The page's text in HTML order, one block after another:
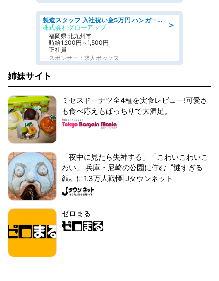
＞
製造スタッフ 入社祝い金5万円 ハンガー掛けスタッフ/身体を鍛える 力仕事
株式会社グローアップ
福岡県 北九州市
時給1,200円～1,500円
正社員
スポンサー：求人ボックス
姉妹サイト
ミセスドーナツ全4種を実食レビュー!可愛さ
も食べ応えもばっちりで大満足。
「夜中に見たら失神する」「こわいこわいこ
わい」 兵庫・尼崎の公園に佇む〝謎すぎる
顔〟に1.3万人戦慄|Jタウンネット
ゼロまる